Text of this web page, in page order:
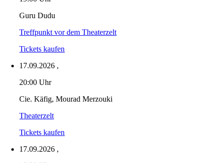
Guru Dudu
Treffpunkt vor dem Theaterzelt
Tickets kaufen
17.09.2026 ,
20:00 Uhr
Cie. Käfig, Mourad Merzouki
Theaterzelt
Tickets kaufen
17.09.2026 ,